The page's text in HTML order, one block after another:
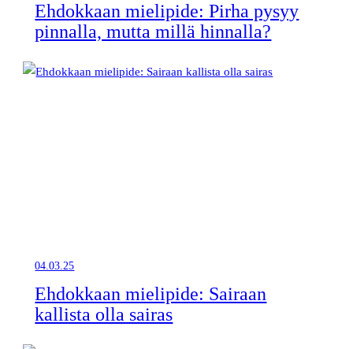
Ehdokkaan mielipide: Pirha pysyy
pinnalla, mutta millä hinnalla?
04.03.25
Ehdokkaan mielipide: Sairaan
kallista olla sairas